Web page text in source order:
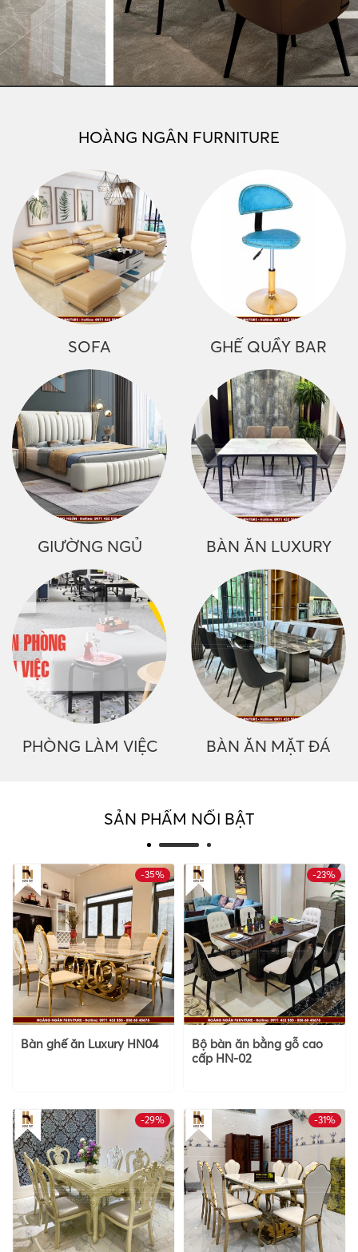
HOÀNG NGÂN FURNITURE
SOFA GHẾ QUẦY BAR
GIƯỜNG NGỦ BÀN ĂN LUXURY
PHÒNG LÀM VIỆC BÀN ĂN MẶT ĐÁ
SẢN PHẨM NỔI BẬT
-35%
HOT
Bàn ghế ăn Luxury HN04
-23%
Bộ bàn ăn bằng gỗ cao
cấp HN-02
-29% -31%
HOT